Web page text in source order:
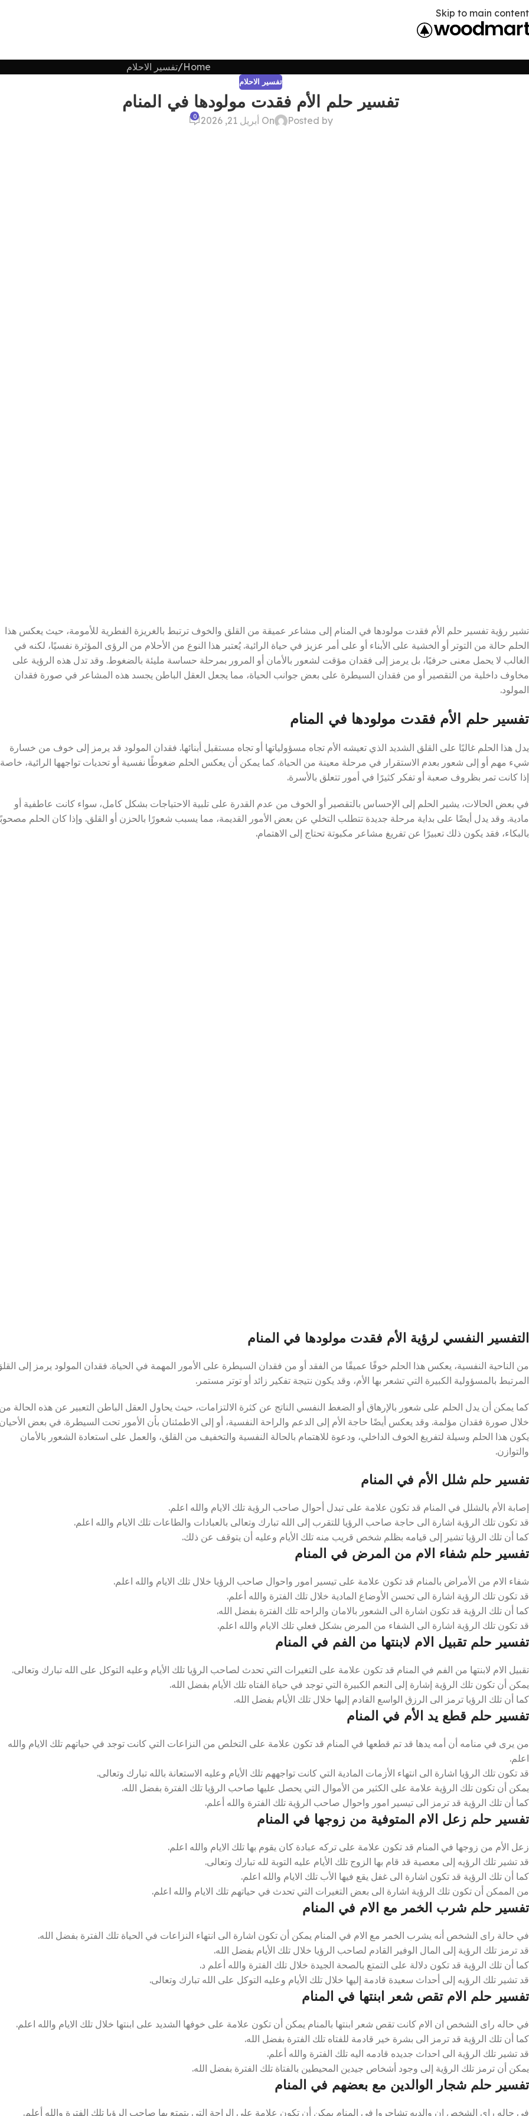
Skip to main content
Home تفسير الاحلام
تفسير الاحلام
تفسير حلم الأم فقدت مولودها في المنام
Posted by On أبريل 21, 2026 0
تشير رؤية تفسير حلم الأم فقدت مولودها في المنام إلى مشاعر عميقة من القلق والخوف ترتبط بالغريزة الفطرية للأمومة، حيث يعكس هذا
الحلم حالة من التوتر أو الخشية على الأبناء أو على أمر عزيز في حياة الرائية. يُعتبر هذا النوع من الأحلام من الرؤى المؤثرة نفسيًا، لكنه في
الغالب لا يحمل معنى حرفيًا، بل يرمز إلى فقدان مؤقت لشعور بالأمان أو المرور بمرحلة حساسة مليئة بالضغوط. وقد تدل هذه الرؤية على
مخاوف داخلية من التقصير أو من فقدان السيطرة على بعض جوانب الحياة، مما يجعل العقل الباطن يجسد هذه المشاعر في صورة فقدان
المولود.
تفسير حلم الأم فقدت مولودها في المنام
يدل هذا الحلم غالبًا على القلق الشديد الذي تعيشه الأم تجاه مسؤولياتها أو تجاه مستقبل أبنائها. فقدان المولود قد يرمز إلى خوف من خسارة
شيء مهم أو إلى شعور بعدم الاستقرار في مرحلة معينة من الحياة. كما يمكن أن يعكس الحلم ضغوطًا نفسية أو تحديات تواجهها الرائية، خاصة
إذا كانت تمر بظروف صعبة أو تفكر كثيرًا في أمور تتعلق بالأسرة.
في بعض الحالات، يشير الحلم إلى الإحساس بالتقصير أو الخوف من عدم القدرة على تلبية الاحتياجات بشكل كامل، سواء كانت عاطفية أو
مادية. وقد يدل أيضًا على بداية مرحلة جديدة تتطلب التخلي عن بعض الأمور القديمة، مما يسبب شعورًا بالحزن أو القلق. وإذا كان الحلم
بالبكاء، فقد يكون ذلك تعبيرًا عن تفريغ مشاعر مكبوتة تحتاج إلى الاهتمام.
التفسير النفسي لرؤية الأم فقدت مولودها في المنام
من الناحية النفسية، يعكس هذا الحلم خوفًا عميقًا من الفقد أو من فقدان السيطرة على الأمور المهمة في الحياة. فقدان المولود يرمز إلى
المرتبط بالمسؤولية الكبيرة التي تشعر بها الأم، وقد يكون نتيجة تفكير زائد أو توتر مستمر.
كما يمكن أن يدل الحلم على شعور بالإرهاق أو الضغط النفسي الناتج عن كثرة الالتزامات، حيث يحاول العقل الباطن التعبير عن هذه الحالة
خلال صورة فقدان مؤلمة. وقد يعكس أيضًا حاجة الأم إلى الدعم والراحة النفسية، أو إلى الاطمئنان بأن الأمور تحت السيطرة. في بعض
يكون هذا الحلم وسيلة لتفريغ الخوف الداخلي، ودعوة للاهتمام بالحالة النفسية والتخفيف من القلق، والعمل على استعادة الشعور بالأمان
والتوازن.
تفسير حلم شلل الأم في المنام
إصابة الأم بالشلل في المنام قد تكون علامة على تبدل أحوال صاحب الرؤية تلك الايام والله اعلم.
قد تكون تلك الرؤية اشارة الى حاجة صاحب الرؤيا للتقرب إلى الله تبارك وتعالى بالعبادات والطاعات تلك الايام والله اعلم.
كما أن تلك الرؤيا تشير إلى قيامه بظلم شخص قريب منه تلك الأيام وعليه أن يتوقف عن ذلك.
تفسير حلم شفاء الام من المرض في المنام
شفاء الام من الأمراض بالمنام قد تكون علامة على تيسير امور واحوال صاحب الرؤيا خلال تلك الايام والله اعلم.
قد تكون تلك الرؤية اشارة الى تحسن الأوضاع المادية خلال تلك الفترة والله أعلم.
كما أن تلك الرؤية قد تكون اشارة الى الشعور بالامان والراحه تلك الفترة بفضل الله.
قد تكون تلك الرؤية اشارة الى الشفاء من المرض بشكل فعلي تلك الايام والله اعلم.
تفسير حلم تقبيل الام لابنتها من الفم في المنام
تقبيل الام لابنتها من الفم في المنام قد تكون علامة على التغيرات التي تحدث لصاحب الرؤيا تلك الأيام وعليه التوكل على الله تبارك وتعالى.
يمكن أن تكون تلك الرؤية إشارة إلى النعم الكبيرة التي توجد في حياة الفتاه تلك الأيام بفضل الله.
كما أن تلك الرؤيا ترمز الى الرزق الواسع القادم إليها خلال تلك الأيام بفضل الله.
تفسير حلم قطع يد الأم في المنام
من يرى في منامه أن أمه يدها قد تم قطعها في المنام قد تكون علامة على التخلص من النزاعات التي كانت توجد في حياتهم تلك الايام والله
اعلم.
قد تكون تلك الرؤيا اشارة الى انتهاء الأزمات المادية التي كانت تواجههم تلك الأيام وعليه الاستعانة بالله تبارك وتعالى.
يمكن أن تكون تلك الرؤية علامة على الكثير من الأموال التي يحصل عليها صاحب الرؤيا تلك الفترة بفضل الله.
كما أن تلك الرؤية قد ترمز الى تيسير امور واحوال صاحب الرؤية تلك الفترة والله أعلم.
تفسير حلم زعل الام المتوفية من زوجها في المنام
زعل الأم من زوجها في المنام قد تكون علامة على تركه عبادة كان يقوم بها تلك الايام والله اعلم.
قد تشير تلك الرؤيه إلى معصية قد قام بها الزوج تلك الأيام عليه التوبة لله تبارك وتعالى.
كما أن تلك الرؤية قد تكون اشارة الى غفل يقع فيها الأب تلك الايام والله اعلم.
من الممكن أن تكون تلك الرؤية اشارة الى بعض التغيرات التي تحدث في حياتهم تلك الايام والله اعلم.
تفسير حلم شرب الخمر مع الام في المنام
في حالة راى الشخص أنه يشرب الخمر مع الام في المنام يمكن أن تكون اشارة الى انتهاء النزاعات في الحياة تلك الفترة بفضل الله.
قد ترمز تلك الرؤية إلى المال الوفير القادم لصاحب الرؤيا خلال تلك الأيام بفضل الله.
كما أن تلك الرؤية قد تكون دلالة على التمتع بالصحة الجيدة خلال تلك الفترة والله أعلم د.
قد تشير تلك الرؤيه إلى أحداث سعيدة قادمة إليها خلال تلك الأيام وعليه التوكل على الله تبارك وتعالى.
تفسير حلم الام تقص شعر ابنتها في المنام
في حاله راى الشخص ان الام كانت تقص شعر ابنتها بالمنام يمكن أن تكون علامة على خوفها الشديد على ابنتها خلال تلك الايام والله اعلم.
كما أن تلك الرؤية قد ترمز الى بشرة خير قادمة للفتاه تلك الفترة بفضل الله.
قد تشير تلك الرؤية الى احداث جديده قادمه اليه تلك الفترة والله أعلم.
يمكن أن ترمز تلك الرؤية إلى وجود أشخاص جيدين المحيطين بالفتاة تلك الفترة بفضل الله.
تفسير حلم شجار الوالدين مع بعضهم في المنام
في حاله راى الشخص ان والديه تشاجروا في المنام يمكن أن تكون علامة على الراحة التي يتمتع بها صاحب الرؤيا تلك الفترة والله أعلم.